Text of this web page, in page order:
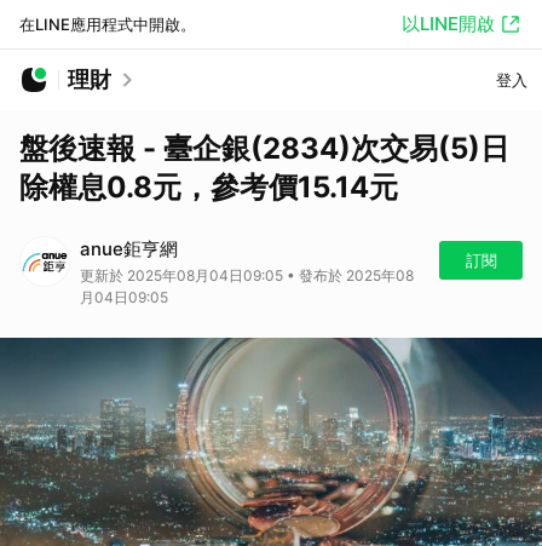
在LINE應用程式中開啟。 以LINE開啟
理財 登入
盤後速報 - 臺企銀(2834)次交易(5)日
除權息0.8元，參考價15.14元
anue鉅亨網
更新於 2025年08月04日09:05 • 發布於 2025年08
月04日09:05
訂閱